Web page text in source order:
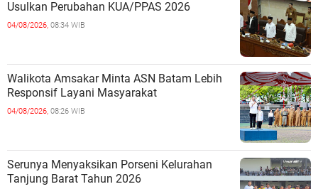
Usulkan Perubahan KUA/PPAS 2026
04/08/2026, 08:34 WIB
Walikota Amsakar Minta ASN Batam Lebih
Responsif Layani Masyarakat
04/08/2026, 08:26 WIB
Serunya Menyaksikan Porseni Kelurahan
Tanjung Barat Tahun 2026